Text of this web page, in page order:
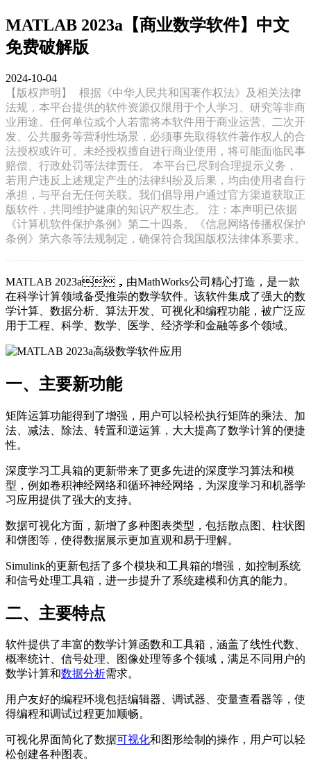
MATLAB 2023a【商业数学软件】中文
免费破解版
2024-10-04
【版权声明】
根据《中华人民共和国著作权法》及相关法律
法规，本平台提供的软件资源仅限用于个人学习、研究等非商
业用途。任何单位或个人若需将本软件用于商业运营、二次开
发、公共服务等营利性场景，必须事先取得软件著作权人的合
法授权或许可。未经授权擅自进行商业使用，将可能面临民事
赔偿、行政处罚等法律责任。 本平台已尽到合理提示义务，
若用户违反上述规定产生的法律纠纷及后果，均由使用者自行
承担，与平台无任何关联。我们倡导用户通过官方渠道获取正
版软件，共同维护健康的知识产权生态。 注：本声明已依据
《计算机软件保护条例》第二十四条、《信息网络传播权保护
条例》第六条等法规制定，确保符合我国版权法律体系要求。
MATLAB 2023a，由MathWorks公司精心打造，是一款
在科学计算领域备受推崇的数学软件。该软件集成了强大的数
学计算、数据分析、算法开发、可视化和编程功能，被广泛应
用于工程、科学、数学、医学、经济学和金融等多个领域。
一、主要新功能
矩阵运算功能得到了增强，用户可以轻松执行矩阵的乘法、加
法、减法、除法、转置和逆运算，大大提高了数学计算的便捷
性。
深度学习工具箱的更新带来了更多先进的深度学习算法和模
型，例如卷积神经网络和循环神经网络，为深度学习和机器学
习应用提供了强大的支持。
数据可视化方面，新增了多种图表类型，包括散点图、柱状图
和饼图等，使得数据展示更加直观和易于理解。
Simulink的更新包括了多个模块和工具箱的增强，如控制系统
和信号处理工具箱，进一步提升了系统建模和仿真的能力。
二、主要特点
软件提供了丰富的数学计算函数和工具箱，涵盖了线性代数、
概率统计、信号处理、图像处理等多个领域，满足不同用户的
数学计算和数据分析需求。
用户友好的编程环境包括编辑器、调试器、变量查看器等，使
得编程和调试过程更加顺畅。
可视化界面简化了数据可视化和图形绘制的操作，用户可以轻
松创建各种图表。